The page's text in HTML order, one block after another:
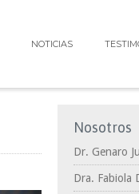
NOTICIAS
Nosotros
Dr. Genaro
Dra. Fabiola